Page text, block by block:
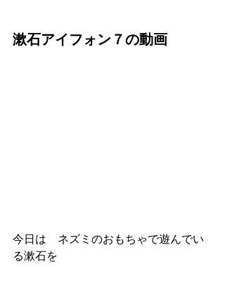
漱石アイフォン７の動画
今日は　ネズミのおもちゃで遊んでい
る漱石を